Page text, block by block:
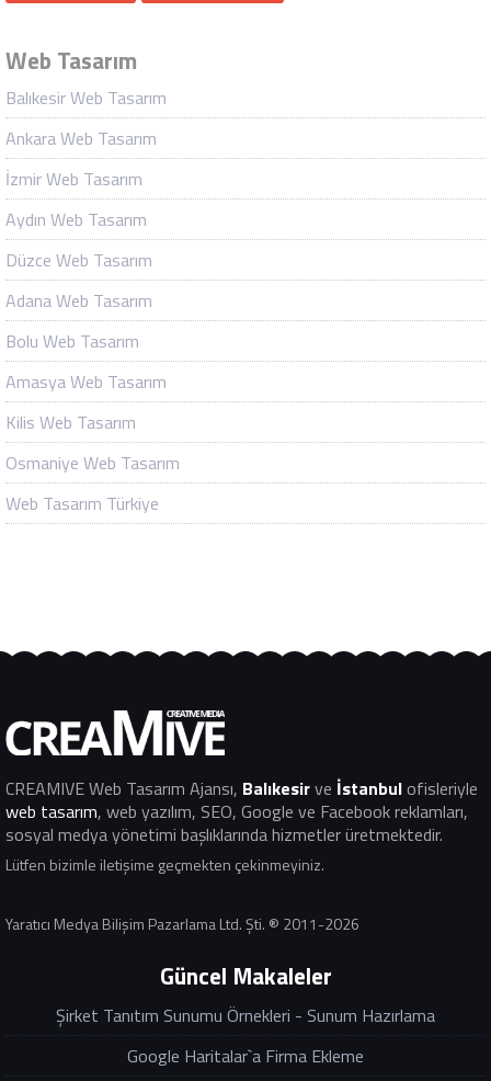
Web Tasarım
Balıkesir Web Tasarım
Ankara Web Tasarım
İzmir Web Tasarım
Aydın Web Tasarım
Düzce Web Tasarım
Adana Web Tasarım
Bolu Web Tasarım
Amasya Web Tasarım
Kilis Web Tasarım
Osmaniye Web Tasarım
Web Tasarım Türkiye
CREAMIVE Web Tasarım Ajansı, Balıkesirve İstanbulofisleriyle
web tasarım, web yazılım, SEO, Google ve Facebook reklamları,
sosyal medya yönetimi başlıklarında hizmetler üretmektedir.
Lütfen bizimle iletişime geçmekten çekinmeyiniz.
Yaratıcı Medya Bilişim Pazarlama Ltd. Şti. ® 2011-2026
Güncel Makaleler
Şirket Tanıtım Sunumu Örnekleri - Sunum Hazırlama
Google Haritalar`a Firma Ekleme